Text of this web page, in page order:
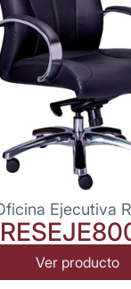
Ejecutiva
Ver producto